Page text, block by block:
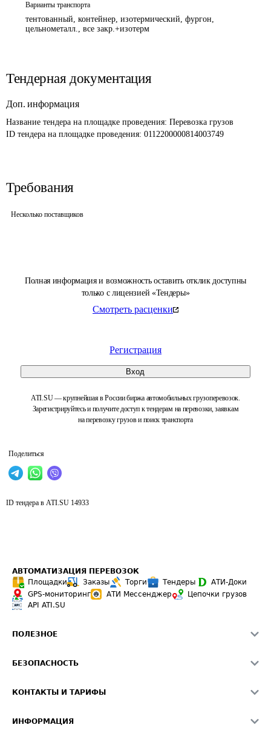
Полная информация и возможность оставить отклик доступны
только с лицензией «Тендеры»
Смотреть расценки
Регистрация
Вход
ATI.SU — крупнейшая в России биржа автомобильных грузоперевозок.
Зарегистрируйтесь и получите доступ к тендерам на перевозки, заявкам
на перевозку грузов и поиск транспорта
Поделиться
Варианты транспорта
тентованный, контейнер, изотермический, фургон,
цельнометалл., все закр.+изотерм
Тендерная документация
Доп. информация
Название тендера на площадке проведения: Перевозка грузов
ID тендера на площадке проведения: 0112200000814003749
Требования
Несколько поставщиков
ID тендера в ATI.SU 14933
АВТОМАТИЗАЦИЯ ПЕРЕВОЗОК
Площадки
Заказы Торги Тендеры
АТИ-Доки
GPS-мониторинг
АТИ Мессенджер
Цепочки грузов
API ATI.SU
ПОЛЕЗНОЕ
Звезды ATI.SU на вашем сайте
Средние ставки
БЕЗОПАСНОСТЬ
Светофор+
КОНТАКТЫ И ТАРИФЫ
ИНФОРМАЦИЯ